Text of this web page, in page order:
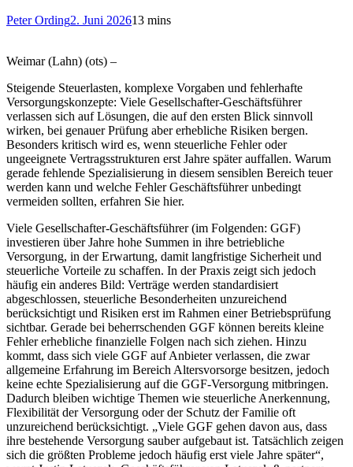
Peter Ording2. Juni 202613 mins
Weimar (Lahn) (ots) –
Steigende Steuerlasten, komplexe Vorgaben und fehlerhafte
Versorgungskonzepte: Viele Gesellschafter-Geschäftsführer
verlassen sich auf Lösungen, die auf den ersten Blick sinnvoll
wirken, bei genauer Prüfung aber erhebliche Risiken bergen.
Besonders kritisch wird es, wenn steuerliche Fehler oder
ungeeignete Vertragsstrukturen erst Jahre später auffallen. Warum
gerade fehlende Spezialisierung in diesem sensiblen Bereich teuer
werden kann und welche Fehler Geschäftsführer unbedingt
vermeiden sollten, erfahren Sie hier.
Viele Gesellschafter-Geschäftsführer (im Folgenden: GGF)
investieren über Jahre hohe Summen in ihre betriebliche
Versorgung, in der Erwartung, damit langfristige Sicherheit und
steuerliche Vorteile zu schaffen. In der Praxis zeigt sich jedoch
häufig ein anderes Bild: Verträge werden standardisiert
abgeschlossen, steuerliche Besonderheiten unzureichend
berücksichtigt und Risiken erst im Rahmen einer Betriebsprüfung
sichtbar. Gerade bei beherrschenden GGF können bereits kleine
Fehler erhebliche finanzielle Folgen nach sich ziehen. Hinzu
kommt, dass sich viele GGF auf Anbieter verlassen, die zwar
allgemeine Erfahrung im Bereich Altersvorsorge besitzen, jedoch
keine echte Spezialisierung auf die GGF-Versorgung mitbringen.
Dadurch bleiben wichtige Themen wie steuerliche Anerkennung,
Flexibilität der Versorgung oder der Schutz der Familie oft
unzureichend berücksichtigt. „Viele GGF gehen davon aus, dass
ihre bestehende Versorgung sauber aufgebaut ist. Tatsächlich zeigen
sich die größten Probleme jedoch häufig erst viele Jahre später“,